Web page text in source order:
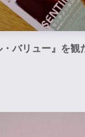
・バリュー』を観